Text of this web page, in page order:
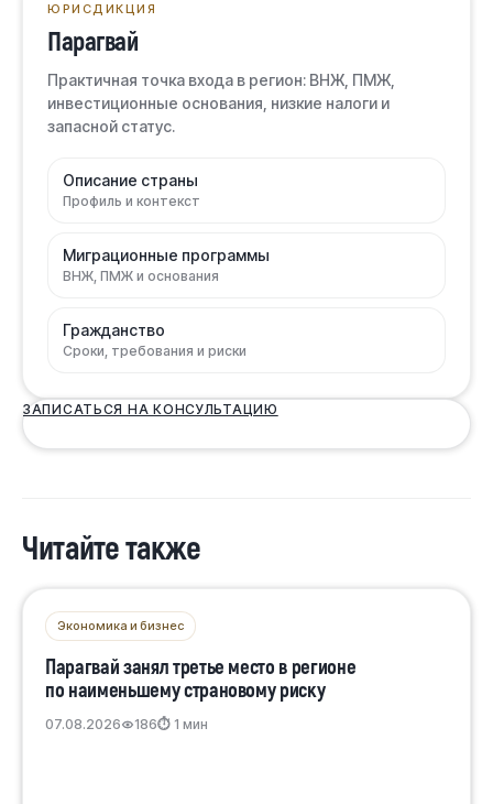
ЮРИСДИКЦИЯ
Парагвай
Практичная точка входа в регион: ВНЖ, ПМЖ,
инвестиционные основания, низкие налоги и
запасной статус.
Описание страны
Профиль и контекст
Миграционные программы
ВНЖ, ПМЖ и основания
Гражданство
Сроки, требования и риски
ЗАПИСАТЬСЯ НА КОНСУЛЬТАЦИЮ
Читайте также
Экономика и бизнес
Парагвай занял третье место в регионе
по наименьшему страновому риску
07.08.2026 186⏱ 1 мин